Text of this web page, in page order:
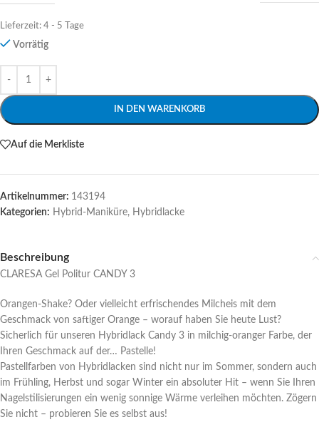
Lieferzeit: 4 - 5 Tage
Vorrätig
IN DEN WARENKORB
Alternative:
Auf die Merkliste
Artikelnummer: 143194
Kategorien: Hybrid-Maniküre, Hybridlacke
Beschreibung
CLARESA Gel Politur CANDY 3
Orangen-Shake? Oder vielleicht erfrischendes Milcheis mit dem
Geschmack von saftiger Orange – worauf haben Sie heute Lust?
Sicherlich für unseren Hybridlack Candy 3 in milchig-oranger Farbe, der
Ihren Geschmack auf der… Pastelle!
Pastellfarben von Hybridlacken sind nicht nur im Sommer, sondern auch
im Frühling, Herbst und sogar Winter ein absoluter Hit – wenn Sie Ihren
Nagelstilisierungen ein wenig sonnige Wärme verleihen möchten. Zögern
Sie nicht – probieren Sie es selbst aus!